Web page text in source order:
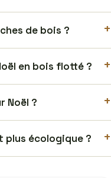
de bois ? +
en bois flotté ? +
Noël ? +
plus écologique ? +